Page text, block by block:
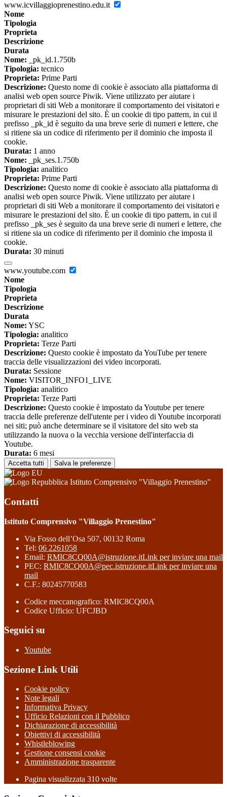
www.icvillaggioprenestino.edu.it
Nome
Tipologia
Proprieta
Descrizione
Durata
Nome: _pk_id.1.750b
Tipologia: tecnico
Proprieta: Prime Parti
Descrizione: Questo nome di cookie è associato alla piattaforma di
analisi web open source Piwik. Viene utilizzato per aiutare i
proprietari di siti Web a monitorare il comportamento dei visitatori e
misurare le prestazioni del sito. È un cookie di tipo pattern, in cui il
prefisso _pk_id è seguito da una breve serie di numeri e lettere, che
si ritiene sia un codice di riferimento per il dominio che imposta il
cookie.
Durata: 1 anno
Nome: _pk_ses.1.750b
Tipologia: analitico
Proprieta: Prime Parti
Descrizione: Questo nome di cookie è associato alla piattaforma di
analisi web open source Piwik. Viene utilizzato per aiutare i
proprietari di siti Web a monitorare il comportamento dei visitatori e
misurare le prestazioni del sito. È un cookie di tipo pattern, in cui il
prefisso _pk_ses è seguito da una breve serie di numeri e lettere, che
si ritiene sia un codice di riferimento per il dominio che imposta il
cookie.
Durata: 30 minuti
www.youtube.com
Nome
Tipologia
Proprieta
Descrizione
Durata
Nome: YSC
Tipologia: analitico
Proprieta: Terze Parti
Descrizione: Questo cookie è impostato da YouTube per tenere
traccia delle visualizzazioni dei video incorporati.
Durata: Sessione
Nome: VISITOR_INFO1_LIVE
Tipologia: analitico
Proprieta: Terze Parti
Descrizione: Questo cookie è impostato da Youtube per tenere
traccia delle preferenze dell'utente per i video di Youtube incorporati
nei siti; può anche determinare se il visitatore del sito web sta
utilizzando la nuova o la vecchia versione dell'interfaccia di
Youtube.
Durata: 6 mesi
Accetta tutti Salva le preferenze
Istituto Comprensivo "Villaggio Prenestino"
Contatti
Istituto Comprensivo "Villaggio Prenestino"
Via Fosso dell’Osa 507, 00132 Roma
Tel: 06 2261058
Email: RMIC8CQ00A@istruzione.itLink per inviare una mail
PEC: RMIC8CQ00A@pec.istruzione.itLink per inviare una
mail
C.F.: 80245770583
Codice meccanografico: RMIC8CQ00A
Codice Ufficio: UFCJBD
Seguici su
Youtube
Sezione Link Utili
Cookie policy
Note legali
Informativa Privacy
Ufficio Relazioni con il Pubblico
Dichiarazione di accessibilità
Obiettivi di accessibilità
Whistleblowing
Gestione consensi cookie
Amministrazione trasparente
Pagina visualizzata 310 volte